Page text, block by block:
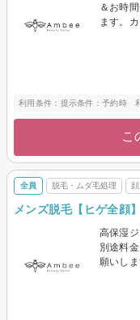
＆お時
ます。
利用条件：提示条件：予約時
こ
全員 脱毛・ムダ毛処理
メンズ脱毛【ヒゲ全顔
高保湿
別途料
願いし